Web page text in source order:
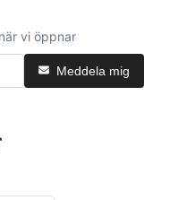
vi öppnar
Meddela mig